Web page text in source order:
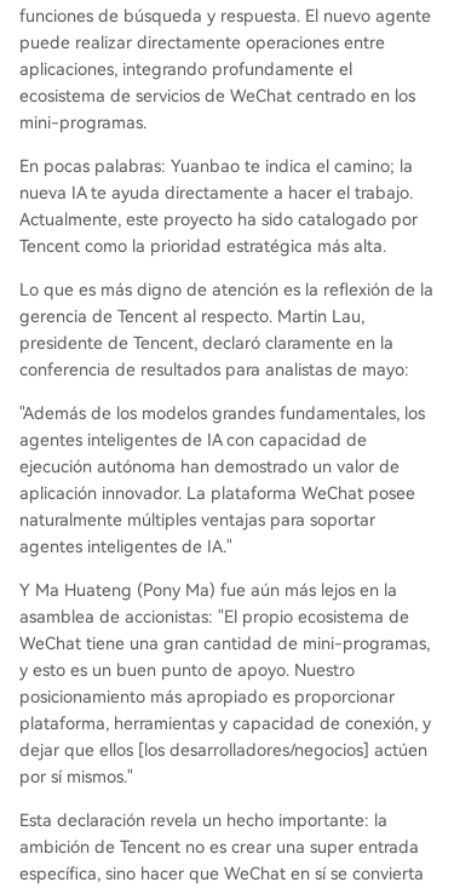
funciones de búsqueda y respuesta. El nuevo agente
puede realizar directamente operaciones entre
aplicaciones, integrando profundamente el
ecosistema de servicios de WeChat centrado en los
mini-programas.
En pocas palabras: Yuanbao te indica el camino; la
nueva IA te ayuda directamente a hacer el trabajo.
Actualmente, este proyecto ha sido catalogado por
Tencent como la prioridad estratégica más alta.
Lo que es más digno de atención es la reflexión de la
gerencia de Tencent al respecto. Martin Lau,
presidente de Tencent, declaró claramente en la
conferencia de resultados para analistas de mayo:
"Además de los modelos grandes fundamentales, los
agentes inteligentes de IA con capacidad de
ejecución autónoma han demostrado un valor de
aplicación innovador. La plataforma WeChat posee
naturalmente múltiples ventajas para soportar
agentes inteligentes de IA."
Y Ma Huateng (Pony Ma) fue aún más lejos en la
asamblea de accionistas: "El propio ecosistema de
WeChat tiene una gran cantidad de mini-programas,
y esto es un buen punto de apoyo. Nuestro
posicionamiento más apropiado es proporcionar
plataforma, herramientas y capacidad de conexión, y
dejar que ellos [los desarrolladores/negocios] actúen
por sí mismos."
Esta declaración revela un hecho importante: la
ambición de Tencent no es crear una super entrada
específica, sino hacer que WeChat en sí se convierta